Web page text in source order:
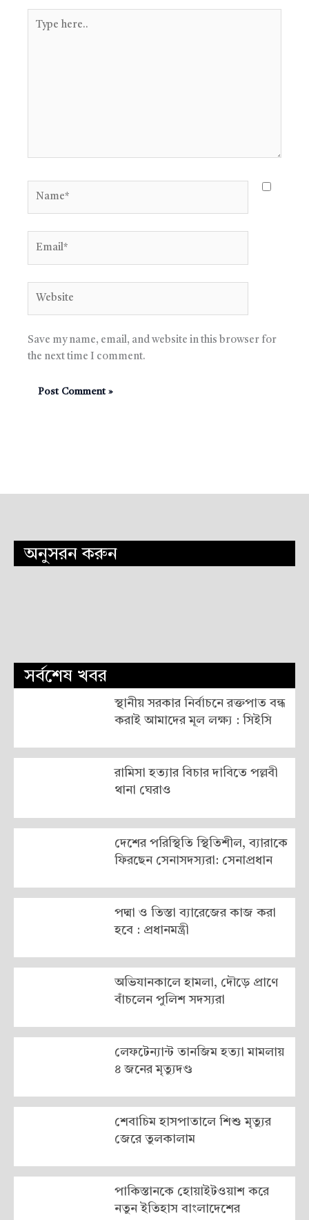
here..
Save my name, email, and website in this browser for
the next time I comment.
অনুসরন করুন
সর্বশেষ খবর
স্থানীয় সরকার নির্বাচনে রক্তপাত বন্ধ
করাই আমাদের মূল লক্ষ্য : সিইসি
রামিসা হত্যার বিচার দাবিতে পল্লবী
থানা ঘেরাও
দেশের পরিস্থিতি স্থিতিশীল, ব্যারাকে
ফিরছেন সেনাসদস্যরা: সেনাপ্রধান
পদ্মা ও তিস্তা ব্যারেজের কাজ করা
হবে : প্রধানমন্ত্রী
অভিযানকালে হামলা, দৌড়ে প্রাণে
বাঁচলেন পুলিশ সদস্যরা
লেফটেন্যান্ট তানজিম হত্যা মামলায়
৪ জনের মৃত্যুদণ্ড
শেবাচিম হাসপাতালে শিশু মৃত্যুর
জেরে তুলকালাম
পাকিস্তানকে হোয়াইটওয়াশ করে
নতুন ইতিহাস বাংলাদেশের